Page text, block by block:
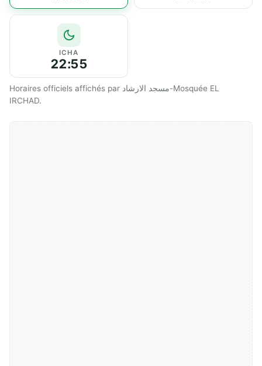
ICHA
22:55
Horaires officiels affichés par مسجد الارشاد-Mosquée EL
IRCHAD.